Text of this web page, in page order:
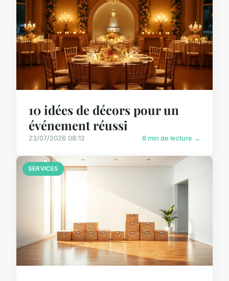
10 idées de décors pour un
événement réussi
23/07/2026 08:12 8 min de lecture →
SERVICES